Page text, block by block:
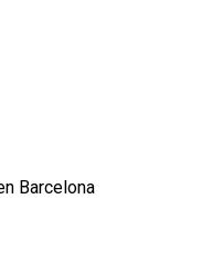
Barcelona